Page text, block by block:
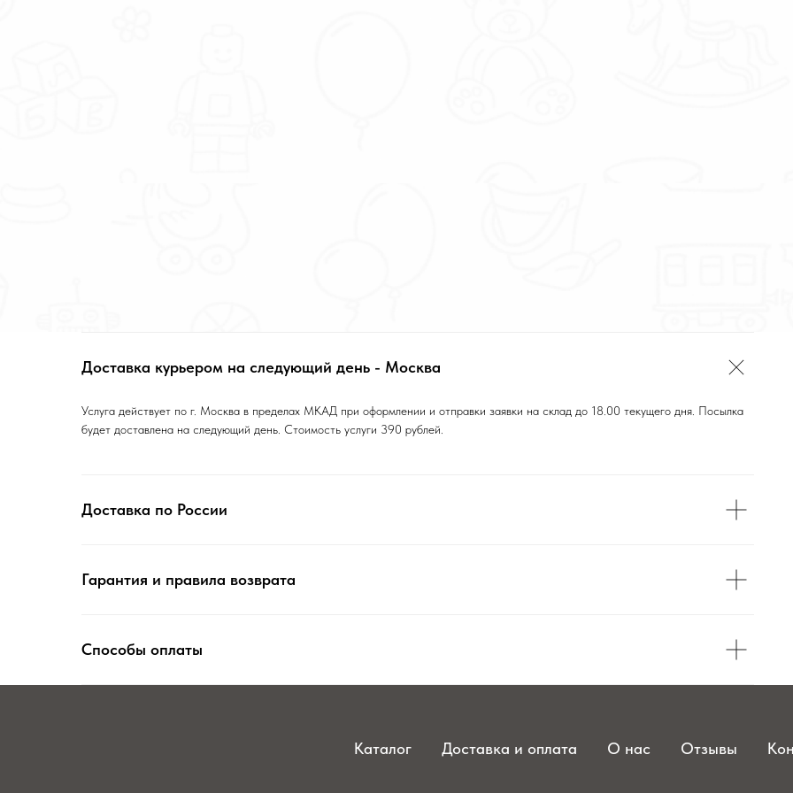
Доставка курьером на следующий день - Москва
Услуга действует по г. Москва в пределах МКАД при оформлении и отправки заявки на склад до 18.00 текущего дня. Посылка
будет доставлена на следующий день. Стоимость услуги 390 рублей.
Доставка по России
Гарантия и правила возврата
Способы оплаты
Каталог Доставка и оплата О нас Отзывы